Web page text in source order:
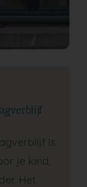
is
je kind,
Het